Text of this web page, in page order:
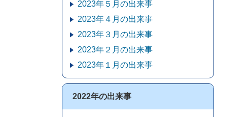
2023年５月の出来事
2023年４月の出来事
2023年３月の出来事
2023年２月の出来事
2023年１月の出来事
2022年の出来事